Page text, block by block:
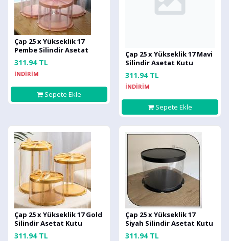
Çap 25 x Yükseklik 17
Pembe Silindir Asetat
Kutu (HM56)
311.94 TL
İNDİRİM
Sepete Ekle
Çap 25 x Yükseklik 17 Mavi
Silindir Asetat Kutu
(HM56)
311.94 TL
İNDİRİM
Sepete Ekle
Çap 25 x Yükseklik 17 Gold
Silindir Asetat Kutu
(HM56)
311.94 TL
Çap 25 x Yükseklik 17
Siyah Silindir Asetat Kutu
(HM56)
311.94 TL